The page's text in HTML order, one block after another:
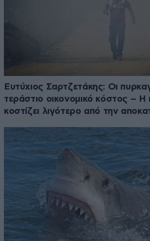
Ευτύχιος Σαρτζετάκης: Οι
τεράστιο οικονομικό κόστος –
κοστίζει λιγότερο από την